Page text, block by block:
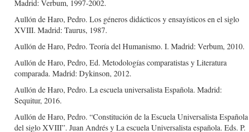
Madrid: Verbum, 1997-2002.
Aullón de Haro, Pedro. Los géneros didácticos y ensayísticos en el siglo
XVIII. Madrid: Taurus, 1987.
Aullón de Haro, Pedro. Teoría del Humanismo. I. Madrid: Verbum, 2010.
Aullón de Haro, Pedro, Ed. Metodologías comparatistas y Literatura
comparada. Madrid: Dykinson, 2012.
Aullón de Haro, Pedro. La escuela universalista Española. Madrid:
Sequitur, 2016.
Aullón de Haro, Pedro. “Constitución de la Escuela Universalista Española
del siglo XVIII”. Juan Andrés y La escuela Universalista española. Eds. P.